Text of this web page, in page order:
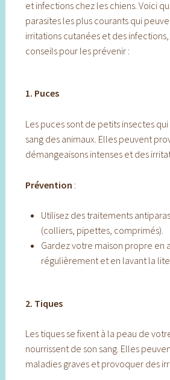
et infections chez les chiens. Voici
parasites les plus courants qui
irritations cutanées et des
conseils pour les prévenir :
1. Puces
Les puces sont de petits insectes
sang des animaux. Elles peuvent
démangeaisons intenses et des
Prévention :
Utilisez des traitements
(colliers, pipettes, comprimés).
Gardez votre maison propre en
régulièrement et en lavant la
2. Tiques
Les tiques se fixent à la peau de
nourrissent de son sang. Elles
maladies graves et provoquer des